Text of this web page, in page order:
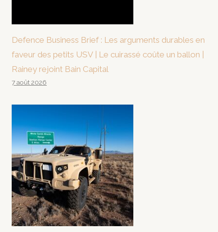
Defence Business Brief : Les arguments durables en
faveur des petits USV | Le cuirassé coûte un ballon |
Rainey rejoint Bain Capital
7 août 2026